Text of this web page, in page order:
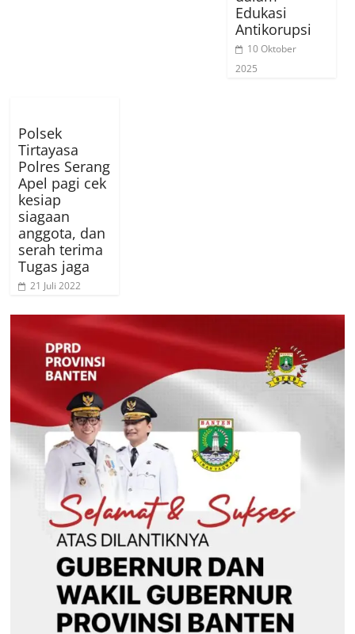
Edukasi
Antikorupsi
10 Oktober
2025
Polsek
Tirtayasa
Polres Serang
Apel pagi cek
kesiap
siagaan
anggota, dan
serah terima
Tugas jaga
21 Juli 2022